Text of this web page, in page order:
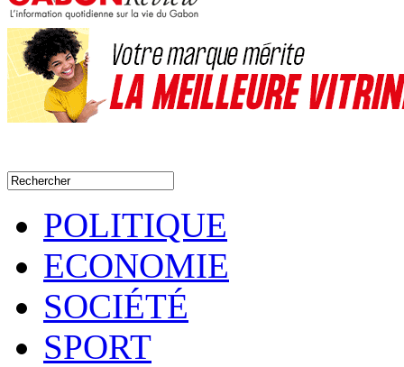
POLITIQUE
ECONOMIE
SOCIÉTÉ
SPORT